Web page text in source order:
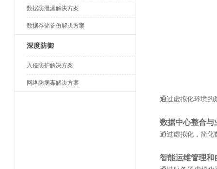
数据防泄漏解决方案
数据存储备份解决方案
深度防御
入侵防护解决方案
网络防病毒解决方案
通过虚拟化环境的
数据中心整合
通过虚拟化，简化
智能运维管理